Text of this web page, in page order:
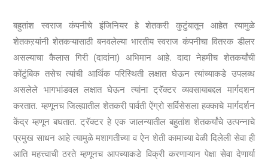
बहुतांश स्वराज कंपनीचे इंजिनियर हे शेतकरी कुटुंबातून आहेत त्यामुळे
शेतकऱयांनी शेतकऱ्यासाठी बनवलेल्या भारतीय स्वराज कंपनीचा वितरक डीलर
असल्याचा कैलास गिरी (दादांना) अभिमान आहे. दादा नेहमीच शेतकर्यांची
कोंटुंबिक तसेच त्यांची आर्थिक परिस्थिती लक्षात घेऊन त्यांच्याकडे उपलब्ध
असलेले भागभांडवल लक्षात घेऊन त्यांना ट्रॅक्टर व्यवसायाबद्दल मार्गदशन
करतात. म्हणूनच जिल्ह्यातील शेतकरी पार्वती ऐंग्रो सर्विसेसला हक्काचे मार्गदर्शन
केंद्र म्हणून बघतात. ट्रॅक्टर हे एक जालन्यातील बहुतांश शेतकर्यांचे उत्पन्नाचे
प्रमुख साधन आहे त्यामुळे मशागतीच्या व ऐन शेती कामाच्या वेळी दिलेली सेवा ही
आति महत्त्वाची ठरते म्हणूनच आपच्याकडे विक्री करणाऱ्यान पेक्षा सेवा देणार्या